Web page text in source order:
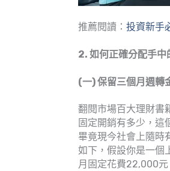
推薦閱讀： 投資新手
2. 如何正確分配手中
(一) 保留三個月週轉
翻閱市場百大理財書
固定開銷有多少，這
畢竟現今社會上隨時
如下，假設你是一個
月固定花費22,000